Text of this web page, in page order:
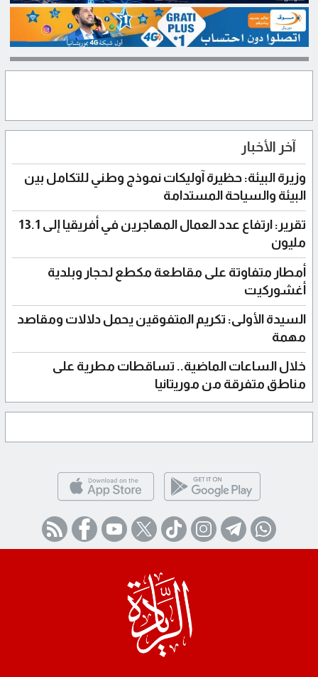
آخر الأخبار
وزيرة البيئة: حظيرة آوليكات نموذج وطني للتكامل بين
البيئة والسياحة المستدامة
تقرير: ارتفاع عدد العمال المهاجرين في أفريقيا إلى 13.1
مليون
أمطار متفاوتة على مقاطعة مكطع لحجار وبلدية
أغشوركيت
السيدة الأولى: تكريم المتفوقين يحمل دلالات ومقاصد
مهمة
خلال الساعات الماضية.. تساقطات مطرية على
مناطق متفرقة من موريتانيا